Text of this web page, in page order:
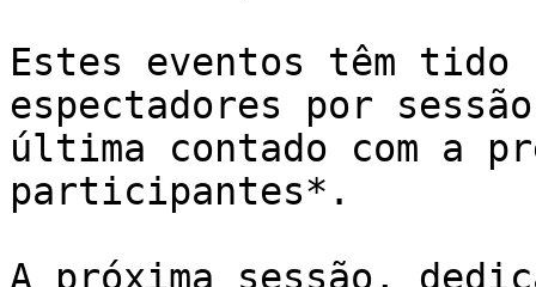
Estes eventos têm tido
espectadores por
última contado com a
participantes*.
A próxima sessão,